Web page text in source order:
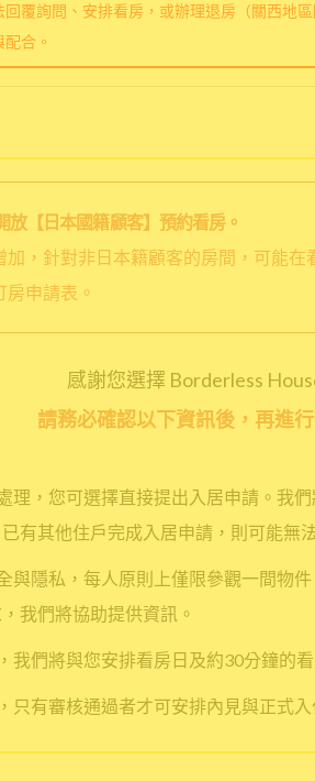
覆詢問、安排看房，或辦理退房（關西地
合。
放【日本國籍顧客】預約看房。
加，針對非日本籍顧客的房間，可能
申請表。
感謝您選擇 Borderless
請務必確認以下資訊後，再進行
理，您可選擇直接提出入居申請。我
有其他住戶完成入居申請，則可能無
與隱私，每人原則上僅限參觀一間物
我們將協助提供資訊。
我們將與您安排看房日及約30分鐘的
只有審核通過者才可安排內見與正式入